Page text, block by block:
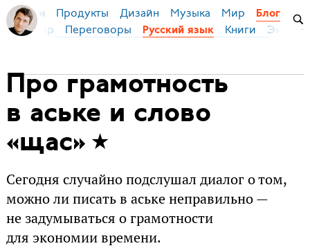
Бирман Продукты Дизайн Музыка Мир Блог
Мир Переговоры Русский язык Книги
Про грамотность
в аське и слово
«щас»
Сегодня случайно подслушал диалог о том,
можно ли писать в аське неправильно —
не задумываться о грамотности
для экономии времени.